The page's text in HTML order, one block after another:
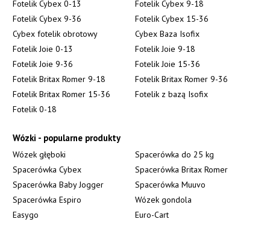
Fotelik Cybex 0-13
Fotelik Cybex 9-18
Fotelik Cybex 9-36
Fotelik Cybex 15-36
Cybex fotelik obrotowy
Cybex Baza Isofix
Fotelik Joie 0-13
Fotelik Joie 9-18
Fotelik Joie 9-36
Fotelik Joie 15-36
Fotelik Britax Romer 9-18
Fotelik Britax Romer 9-36
Fotelik Britax Romer 15-36
Fotelik z bazą Isofix
Fotelik 0-18
Wózki - popularne produkty
Wózek głęboki
Spacerówka do 25 kg
Spacerówka Cybex
Spacerówka Britax Romer
Spacerówka Baby Jogger
Spacerówka Muuvo
Spacerówka Espiro
Wózek gondola
Easygo
Euro-Cart